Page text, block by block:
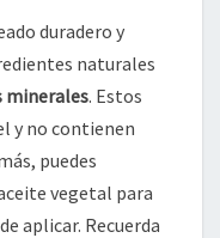
duradero y
naturales
minerales. Estos
y no contienen
puedes
vegetal para
aplicar. Recuerda